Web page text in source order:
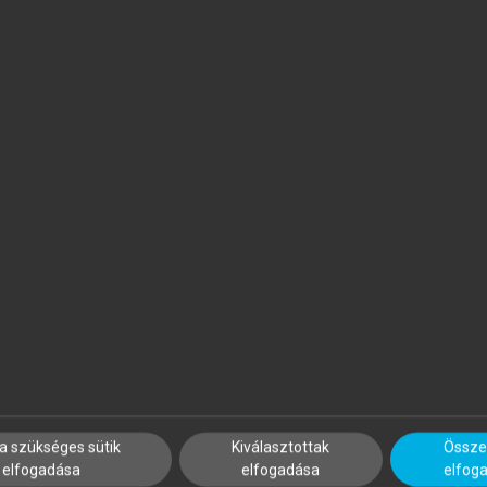
szükséges sütik
elfogadása
Kiválasztottak
elfogadása